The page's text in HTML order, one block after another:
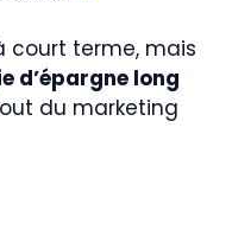
court terme, mais
d’épargne long
du marketing